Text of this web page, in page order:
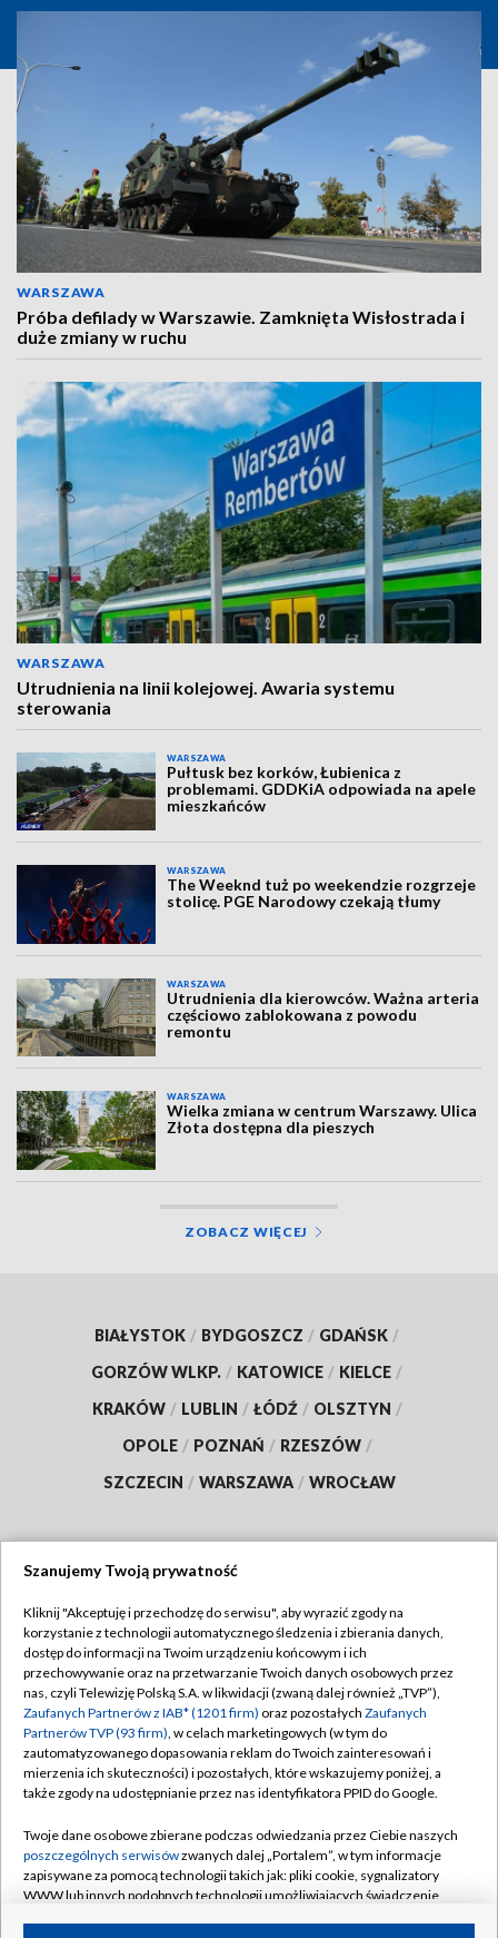
WARSZAWA
Próba defilady w Warszawie. Zamknięta Wisłostrada i
duże zmiany w ruchu
WARSZAWA
Utrudnienia na linii kolejowej. Awaria systemu
sterowania
WARSZAWA
Pułtusk bez korków, Łubienica z
problemami. GDDKiA odpowiada na apele
mieszkańców
WARSZAWA
The Weeknd tuż po weekendzie rozgrzeje
stolicę. PGE Narodowy czekają tłumy
WARSZAWA
Utrudnienia dla kierowców. Ważna arteria
częściowo zablokowana z powodu
remontu
WARSZAWA
Wielka zmiana w centrum Warszawy. Ulica
Złota dostępna dla pieszych
ZOBACZ WIĘCEJ
BIAŁYSTOK / BYDGOSZCZ / GDAŃSK /
GORZÓW WLKP. / KATOWICE / KIELCE /
KRAKÓW / LUBLIN / ŁÓDŹ / OLSZTYN /
OPOLE / POZNAŃ / RZESZÓW /
SZCZECIN / WARSZAWA / WROCŁAW
TVP
Abonament TVP
Emisja w TVP
Centrum informacji TVP
Naziemna Telewizja Cyfrowa
Rada Programowa
System NOS
Informacje o nadawcy
Regulamin TVP
Polityka prywatności
Moje zgody
Pomoc
Kontakt
Kanały
Szanujemy Twoją prywatność
Kliknij "Akceptuję i przechodzę do serwisu", aby wyrazić zgody na
korzystanie z technologii automatycznego śledzenia i zbierania danych,
dostęp do informacji na Twoim urządzeniu końcowym i ich
przechowywanie oraz na przetwarzanie Twoich danych osobowych przez
nas, czyli Telewizję Polską S.A. w likwidacji (zwaną dalej również „TVP”),
Zaufanych Partnerów z IAB* (1201 firm) oraz pozostałych Zaufanych
Partnerów TVP (93 firm), w celach marketingowych (w tym do
zautomatyzowanego dopasowania reklam do Twoich zainteresowań i
mierzenia ich skuteczności) i pozostałych, które wskazujemy poniżej, a
także zgody na udostępnianie przez nas identyfikatora PPID do Google.
Twoje dane osobowe zbierane podczas odwiedzania przez Ciebie naszych
poszczególnych serwisówzwanych dalej „Portalem”, w tym informacje
zapisywane za pomocą technologii takich jak: pliki cookie, sygnalizatory
WWW lub innych podobnych technologii umożliwiających świadczenie